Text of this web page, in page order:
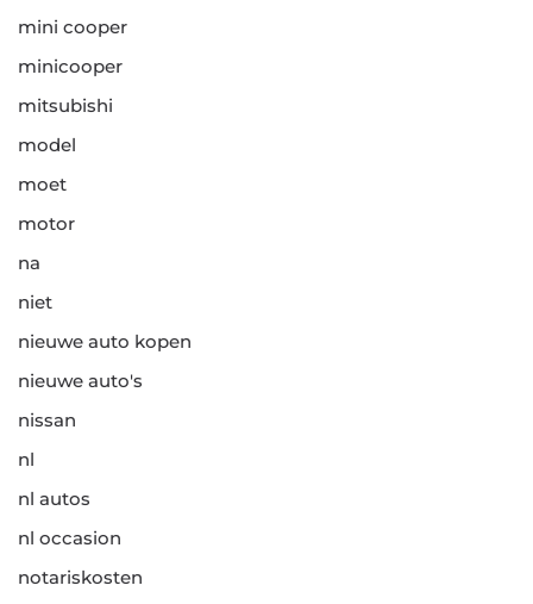
mini cooper
minicooper
mitsubishi
model
moet
motor
na
niet
nieuwe auto kopen
nieuwe auto's
nissan
nl
nl autos
nl occasion
notariskosten